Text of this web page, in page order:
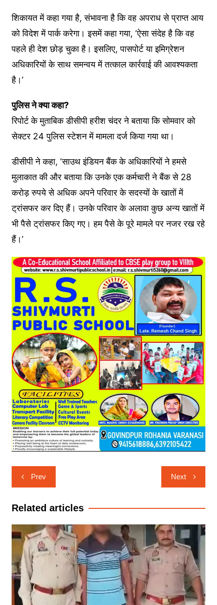
शिकायत में कहा गया है, संभावना है कि वह अपराध से प्राप्त आय
को विदेश में पार्क करेगा। इसमें कहा गया, ‘ऐसा संदेह है कि वह
पहले ही देश छोड़ चुका है। इसलिए, पासपोर्ट या इमिग्रेशन
अधिकारियों के साथ समन्वय में तत्काल कार्रवाई की आवश्यकता
है।’
पुलिस ने क्या कहा?
रिपोर्ट के मुताबिक डीसीपी हरीश चंदर ने बताया कि सोमवार को
सेक्टर 24 पुलिस स्टेशन में मामला दर्ज किया गया था।
डीसीपी ने कहा, ‘साउथ इंडियन बैंक के अधिकारियों ने हमसे
मुलाकात की और बताया कि उनके एक कर्मचारी ने बैंक से 28
करोड़ रुपये से अधिक अपने परिवार के सदस्यों के खातों में
ट्रांसफर कर दिए हैं। उनके परिवार के अलावा कुछ अन्य खातों में
भी पैसे ट्रांसफर किए गए। हम पैसे के पूरे मामले पर नजर रख रहे
हैं।’
Post
navigation
Prev Next
Related articles